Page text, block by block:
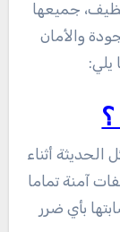
جميعها
والأمان
يلي:
أثناء
آمنة تماما
بأي ضرر